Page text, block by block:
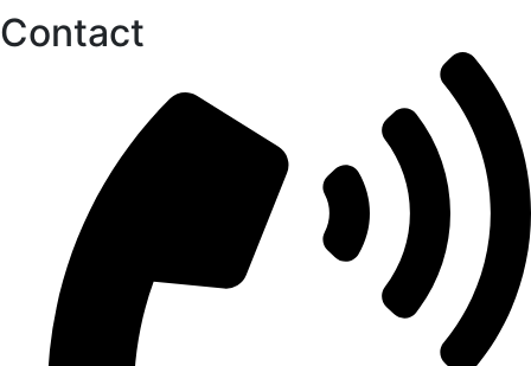
Contact